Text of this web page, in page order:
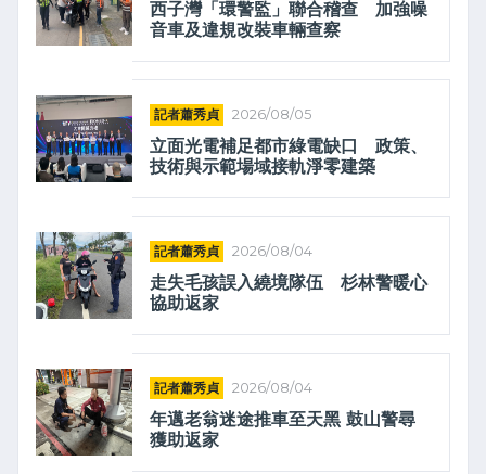
西子灣「環警監」聯合稽查 加強噪
音車及違規改裝車輛查察
記者蕭秀貞 2026/08/05
立面光電補足都市綠電缺口 政策、
技術與示範場域接軌淨零建築
記者蕭秀貞 2026/08/04
走失毛孩誤入繞境隊伍 杉林警暖心
協助返家
記者蕭秀貞 2026/08/04
年邁老翁迷途推車至天黑 鼓山警尋
獲助返家